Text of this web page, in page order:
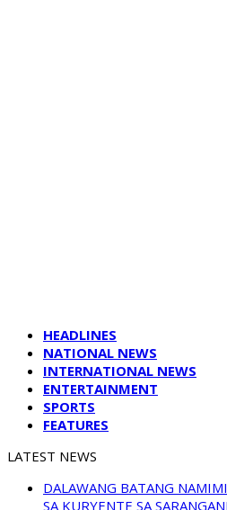
HEADLINES
NATIONAL NEWS
INTERNATIONAL NEWS
ENTERTAINMENT
SPORTS
FEATURES
LATEST NEWS
DALAWANG BATANG
SA KURYENTE SA SARANGANI